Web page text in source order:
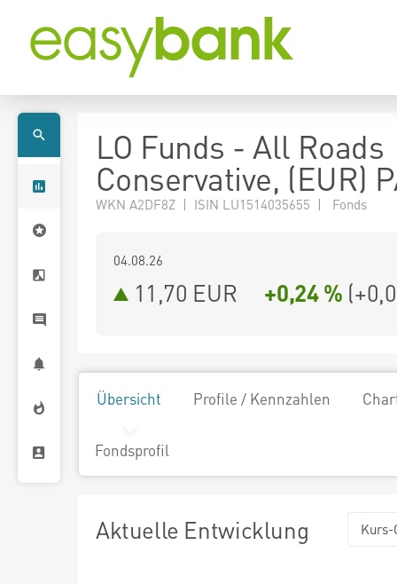
LO Funds - All Roads
Conservative, (EUR)
WKN A2DF8Z | ISIN LU1514035655 | Fonds
04.08.26
11,70 EUR +0,24 % (
Übersicht Profile / Kennzahlen
Fondsprofil
Aktuelle Entwicklung Kurs-